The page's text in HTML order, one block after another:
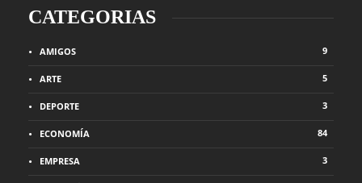
CATEGORIAS
AMIGOS 9
ARTE 5
DEPORTE 3
ECONOMÍA 84
EMPRESA 3